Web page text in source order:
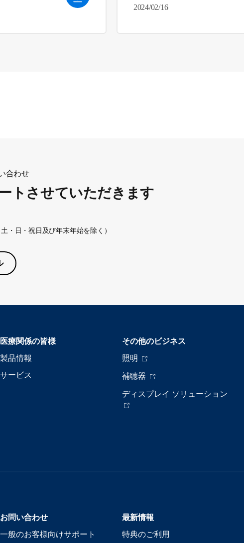
2024/02/16
合わせ
トさせていただきます
・日・祝日及び年末年始を除く）
医療関係の皆様
製品情報
サービス
その他のビジネス
照明
補聴器
ディスプレイ ソリューション
お問い合わせ
一般のお客様向けサポート
最新情報
特典のご利用